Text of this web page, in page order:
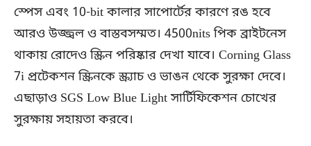
স্পেস এবং 10-bit কালার সাপোর্টের কারণে রঙ হবে
আরও উজ্জ্বল ও বাস্তবসম্মত। 4500nits পিক ব্রাইটনেস
থাকায় রোদেও স্ক্রিন পরিষ্কার দেখা যাবে। Corning Glass
7i প্রটেকশন স্ক্রিনকে স্ক্র্যাচ ও ভাঙন থেকে সুরক্ষা দেবে।
এছাড়াও SGS Low Blue Light সার্টিফিকেশন চোখের
সুরক্ষায় সহায়তা করবে।